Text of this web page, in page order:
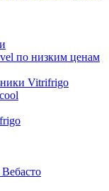
по низким ценам
Vitrifrigo